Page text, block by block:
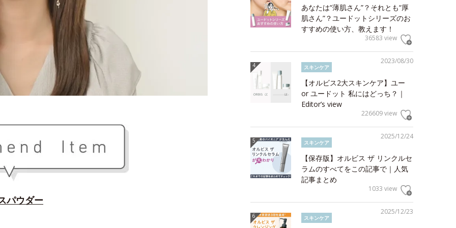
パウダー
あなたは“薄肌さん”？それとも“厚
肌さん”？ユードットシリーズのお
すすめの使い方、教えます！
36583 view
2023/08/30
スキンケア
【オルビス2大スキンケア】ユー
or ユードット 私にはどっち？｜
Editor’s view
226609 view
2025/12/24
スキンケア
【保存版】オルビス ザ リンクルセ
ラムのすべてをこの記事で｜人気
記事まとめ
1033 view
2025/12/23
スキンケア